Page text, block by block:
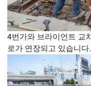
4번가와 브라이언트 교
로가 연장되고 있습니다.